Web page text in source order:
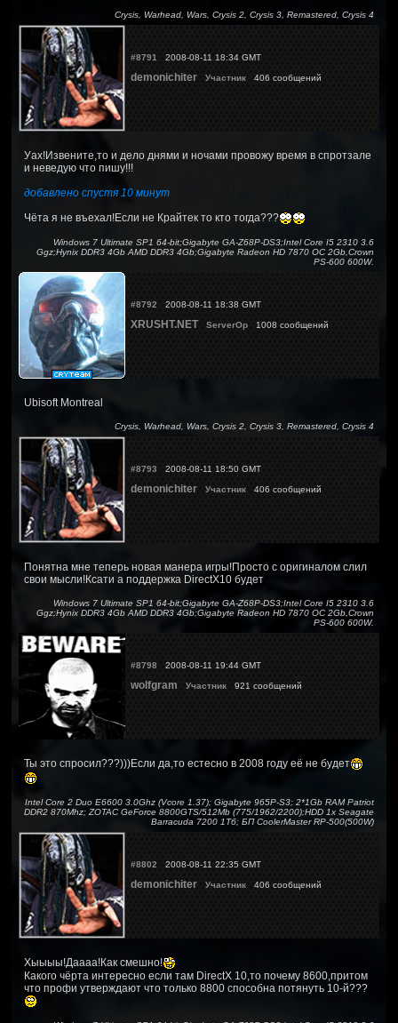
Crysis, Warhead, Wars, Crysis 2, Crysis 3, Remastered, Crysis 4
#8791 2008-08-11 18:34 GMT
demonichiter Участник 406 сообщений
Уах!Извените,то и дело днями и ночами провожу время в спротзале
и неведую что пишу!!!
добавлено спустя 10 минут
Чёта я не въехал!Если не Крайтек то кто тогда???
Windows 7 Ultimate SP1 64-bit;Gigabyte GA-Z68P-DS3;Intel Core I5 2310 3.6
Ggz;Hynix DDR3 4Gb AMD DDR3 4Gb;Gigabyte Radeon HD 7870 OC 2Gb,Crown
PS-600 600W.
#8792 2008-08-11 18:38 GMT
XRUSHT.NET ServerOp 1008 сообщений
Ubisoft Montreal
Crysis, Warhead, Wars, Crysis 2, Crysis 3, Remastered, Crysis 4
#8793 2008-08-11 18:50 GMT
demonichiter Участник 406 сообщений
Понятна мне теперь новая манера игры!Просто с оригиналом слил
свои мысли!Ксати а поддержка DirectX10 будет
Windows 7 Ultimate SP1 64-bit;Gigabyte GA-Z68P-DS3;Intel Core I5 2310 3.6
Ggz;Hynix DDR3 4Gb AMD DDR3 4Gb;Gigabyte Radeon HD 7870 OC 2Gb,Crown
PS-600 600W.
#8798 2008-08-11 19:44 GMT
wolfgram Участник 921 сообщений
Ты это спросил???)))Если да,то естесно в 2008 году её не будет
Intel Core 2 Duo E6600 3.0Ghz (Vcore 1.37); Gigabyte 965P-S3; 2*1Gb RAM Patriot
DDR2 870Mhz; ZOTAC GeForce 8800GTS/512Mb (775/1962/2200);HDD 1x Seagate
Barracuda 7200 1Тб; БП CoolerMaster RP-500(500W)
#8802 2008-08-11 22:35 GMT
demonichiter Участник 406 сообщений
Хыыыы!Даааа!Как смешно!
Какого чёрта интересно если там DirectX 10,то почему 8600,притом
что профи утверждают что только 8800 способна потянуть 10-й???